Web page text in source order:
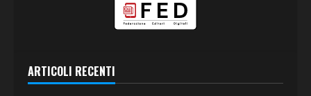
ARTICOLI RECENTI